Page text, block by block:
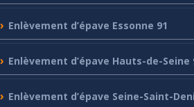
Enlèvement d’épave Essonne 91
Enlèvement d’épave Hauts-de-Seine
Enlèvement d’épave Seine-Saint-